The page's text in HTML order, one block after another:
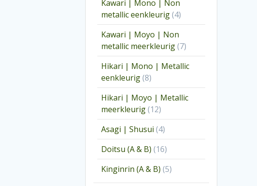
Kawari | Mono | Non
metallic eenkleurig 44
producten
Kawari | Moyo | Non
metallic meerkleurig 77
producten
Hikari | Mono | Metallic
eenkleurig 88
producten
Hikari | Moyo | Metallic
meerkleurig 1212
producten
Asagi | Shusui 44
producten
Doitsu (A & B) 1616
producten
Kinginrin (A & B) 55
producten